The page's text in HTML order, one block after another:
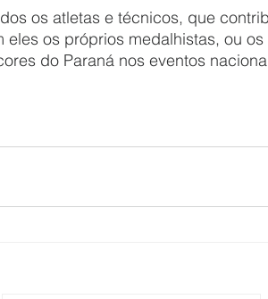
os atletas e técnicos, que
os próprios medalhistas, ou
do Paraná nos eventos